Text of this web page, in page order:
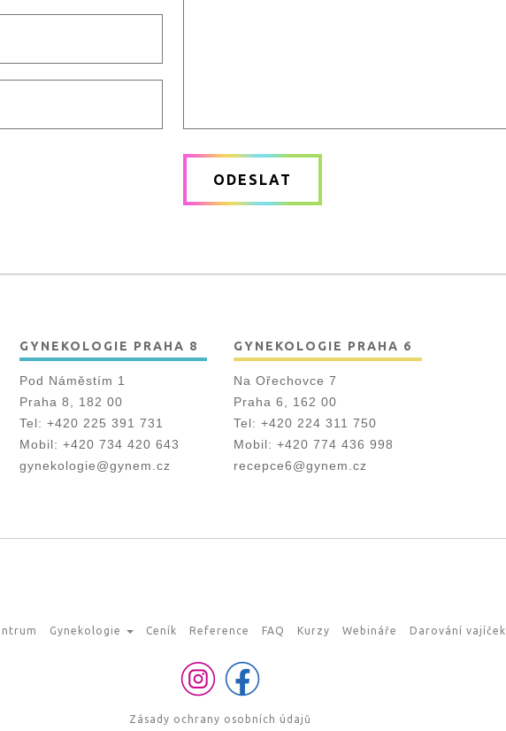
zpráva
ODESLAT
GYNEKOLOGIE PRAHA 8
Pod Náměstím 1
Praha 8, 182 00
Tel: +420 225 391 731
Mobil: +420 734 420 643
gynekologie@gynem.cz
GYNEKOLOGIE PRAHA 6
Na Ořechovce 7
Praha 6, 162 00
Tel: +420 224 311 750
Mobil: +420 774 436 998
recepce6@gynem.cz
Gynekologie Ceník Reference FAQ Kurzy Webináře Darování vajíček
Zásady ochrany osobních údajů